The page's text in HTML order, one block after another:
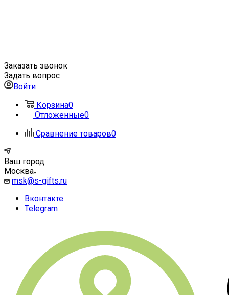
Заказать звонок
Задать вопрос
Войти
Корзина0
Отложенные0
Сравнение товаров0
Ваш город
Москва
msk@s-gifts.ru
Вконтакте
Telegram